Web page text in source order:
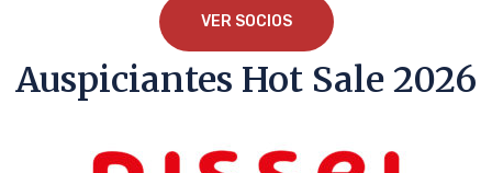
VER SOCIOS
Auspiciantes Hot Sale 2026